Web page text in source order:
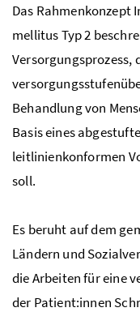
Das Rahmenkonzept
mellitus Typ 2
Versorgungsprozess,
Behandlung von
Basis eines
leitlinienkonformen
soll.
Es beruht auf dem
Ländern und
die Arbeiten für eine
der Patient:innen